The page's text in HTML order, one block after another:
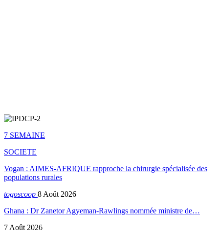
7 SEMAINE
SOCIETE
Vogan : AIMES-AFRIQUE rapproche la chirurgie spécialisée des
populations rurales
togoscoop 8 Août 2026
Ghana : Dr Zanetor Agyeman-Rawlings nommée ministre de…
7 Août 2026